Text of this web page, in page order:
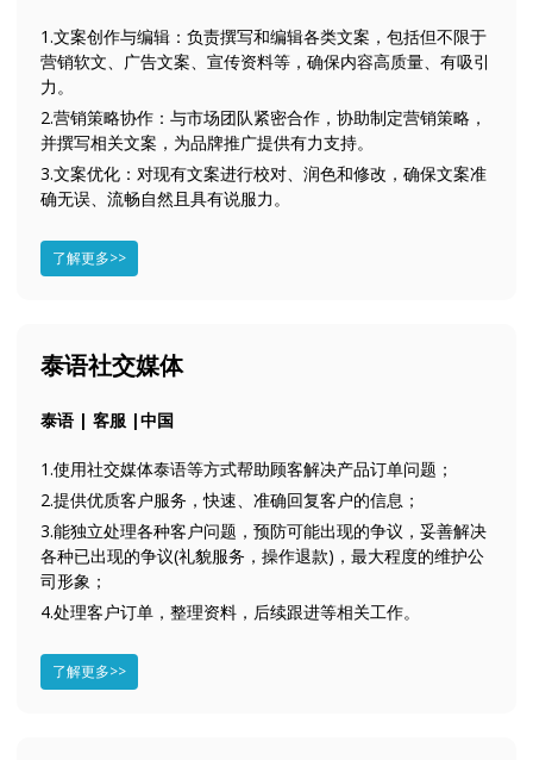
1.文案创作与编辑：负责撰写和编辑各类文案，包括但不限于
营销软文、广告文案、宣传资料等，确保内容高质量、有吸引
力。
2.营销策略协作：与市场团队紧密合作，协助制定营销策略，
并撰写相关文案，为品牌推广提供有力支持。
3.文案优化：对现有文案进行校对、润色和修改，确保文案准
确无误、流畅自然且具有说服力。
了解更多>>
泰语社交媒体
泰语 | 客服 |中国
1.使用社交媒体泰语等方式帮助顾客解决产品订单问题；
2.提供优质客户服务，快速、准确回复客户的信息；
3.能独立处理各种客户问题，预防可能出现的争议，妥善解决
各种已出现的争议(礼貌服务，操作退款)，最大程度的维护公
司形象；
4.处理客户订单，整理资料，后续跟进等相关工作。
了解更多>>